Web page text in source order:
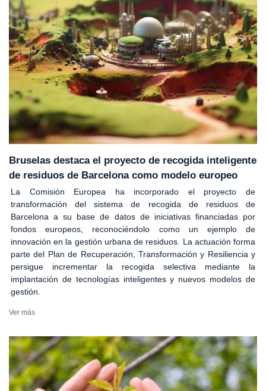
Bruselas destaca el proyecto de recogida inteligente
de residuos de Barcelona como modelo europeo
La Comisión Europea ha incorporado el proyecto de
transformación del sistema de recogida de residuos de
Barcelona a su base de datos de iniciativas financiadas por
fondos europeos, reconociéndolo como un ejemplo de
innovación en la gestión urbana de residuos. La actuación forma
parte del Plan de Recuperación, Transformación y Resiliencia y
persigue incrementar la recogida selectiva mediante la
implantación de tecnologías inteligentes y nuevos modelos de
gestión.
Ver más